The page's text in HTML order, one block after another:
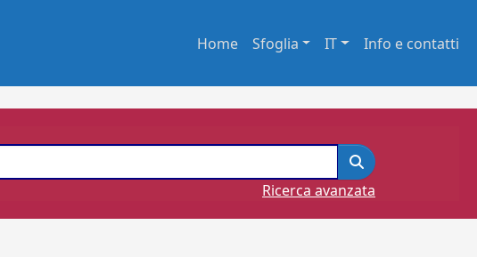
Home Sfoglia IT Info e contatti
Ricerca avanzata